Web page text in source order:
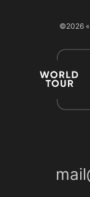
©2026